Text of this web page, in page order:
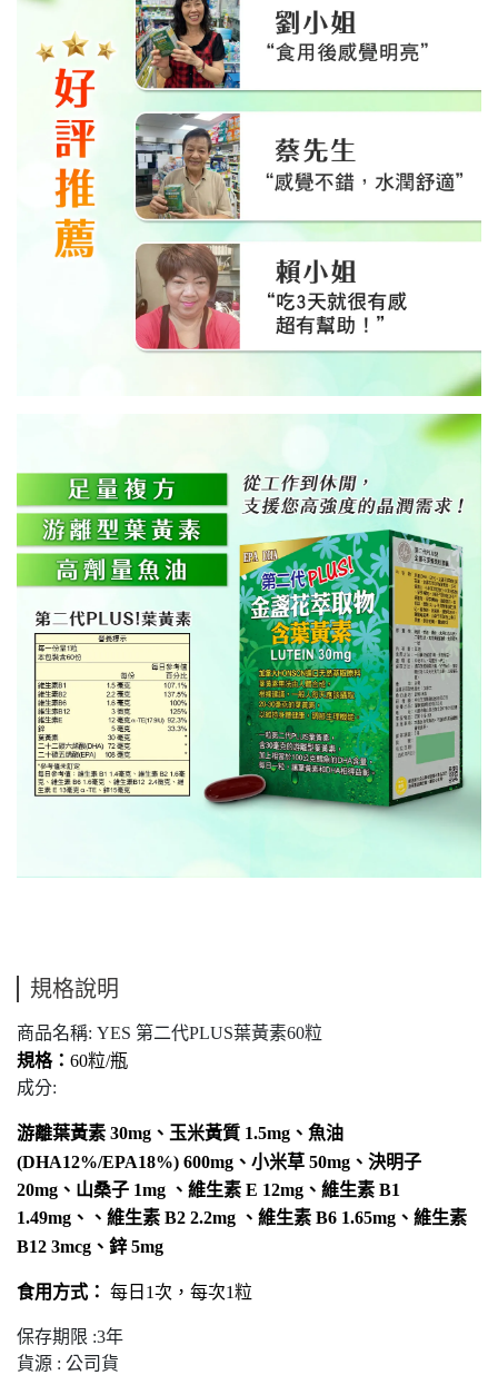
規格說明
商品名稱: YES 第二代PLUS葉黃素60粒
規格： 60粒/瓶
成分:
游離葉黃素 30mg、玉米黃質 1.5mg、魚油
(DHA12%/EPA18%) 600mg、小米草 50mg、決明子
20mg、山桑子 1mg 、維生素 E 12mg、維生素 B1
1.49mg、、維生素 B2 2.2mg 、維生素 B6 1.65mg、維生素
B12 3mcg、鋅 5mg
食用方式： 每日1次，每次1粒
保存期限 :3年
貨源 : 公司貨